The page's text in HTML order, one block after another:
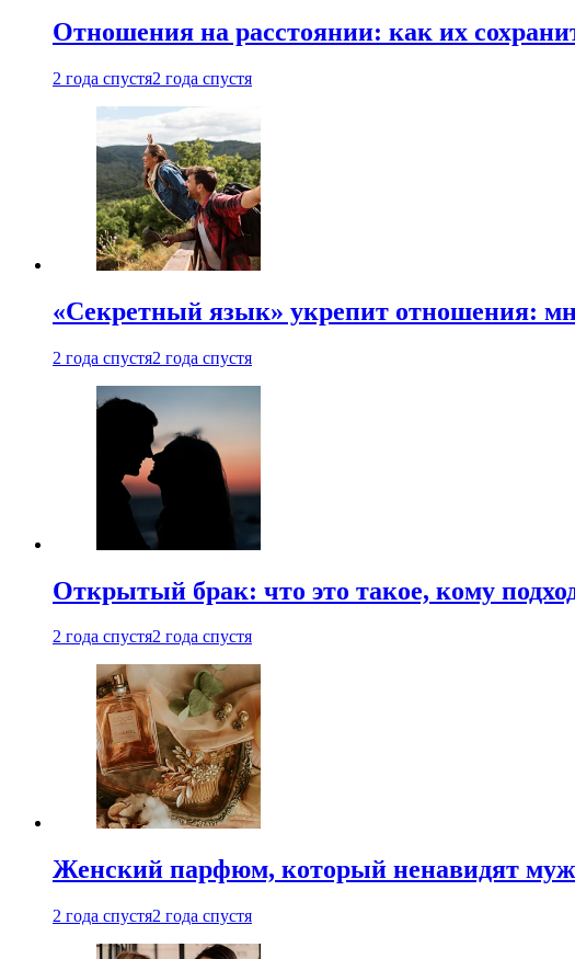
Отношения на расстоянии: как их
2 года спустя2 года спустя
«Секретный язык» укрепит отношения:
2 года спустя2 года спустя
Открытый брак: что это такое, кому
2 года спустя2 года спустя
Женский парфюм, который ненавидят
2 года спустя2 года спустя